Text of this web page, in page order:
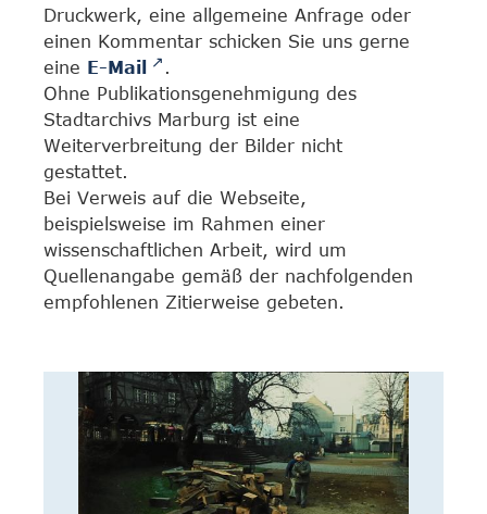
Druckwerk, eine allgemeine Anfrage oder
einen Kommentar schicken Sie uns gerne
eine E-Mail
.
Ohne Publikationsgenehmigung des
Stadtarchivs Marburg ist eine
Weiterverbreitung der Bilder nicht
gestattet.
Bei Verweis auf die Webseite,
beispielsweise im Rahmen einer
wissenschaftlichen Arbeit, wird um
Quellenangabe gemäß der nachfolgenden
empfohlenen Zitierweise gebeten.